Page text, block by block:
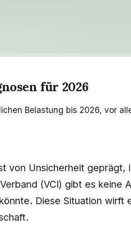
für 2026
Belastung bis 2026, vor
von Unsicherheit
(VCI) gibt es keine
Diese Situation